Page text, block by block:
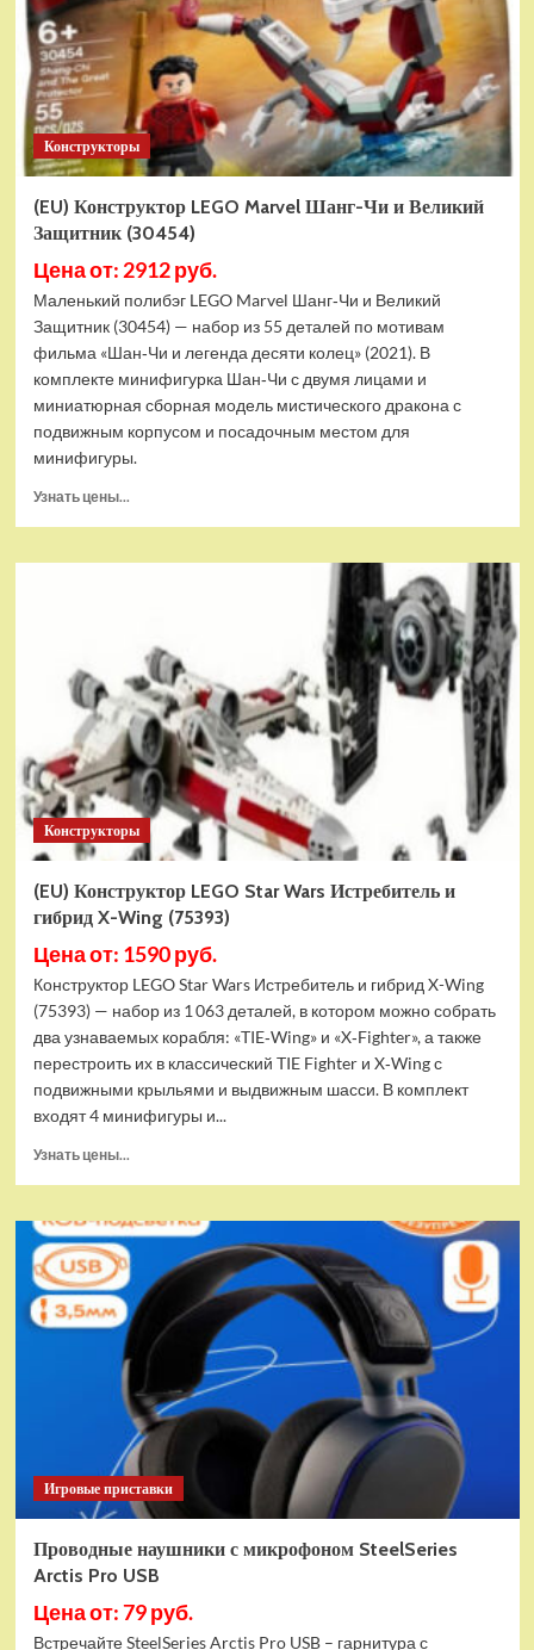
наук
(60439)
Конструкторы
(EU) Конструктор LEGO Marvel Шанг-Чи и Великий
Защитник (30454)
Цена от: 2912 руб.
Маленький полибэг LEGO Marvel Шанг‑Чи и Великий
Защитник (30454) — набор из 55 деталей по мотивам
фильма «Шан‑Чи и легенда десяти колец» (2021). В
комплекте минифигурка Шан‑Чи с двумя лицами и
миниатюрная сборная модель мистического дракона с
подвижным корпусом и посадочным местом для
минифигуры.
Узнать цены...
(EU)
Шанг-
Чи
и
Великий
Защитник
(30454)
Конструкторы
(EU) Конструктор LEGO Star Wars Истребитель и
гибрид X-Wing (75393)
Цена от: 1590 руб.
Конструктор LEGO Star Wars Истребитель и гибрид X-Wing
(75393) — набор из 1 063 деталей, в котором можно собрать
два узнаваемых корабля: «TIE‑Wing» и «X‑Fighter», а также
перестроить их в классический TIE Fighter и X‑Wing с
подвижными крыльями и выдвижным шасси. В комплект
входят 4 минифигуры и...
Узнать цены...
(EU)
Конструктор
LEGO
Star
Wars
Истребитель
и
гибрид
X-
Wing
(75393)
Игровые приставки
Проводные наушники с микрофоном SteelSeries
Arctis Pro USB
Цена от: 79 руб.
Встречайте SteelSeries Arctis Pro USB – гарнитура с